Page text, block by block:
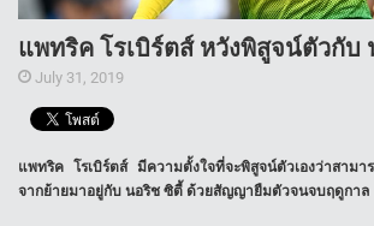
แพทริค โรเบิร์ตส์ หวังพิสูจน์ตัวกับ
July 31, 2019
แพทริค โรเบิร์ตส์ มีความตั้งใจที่จะพิสูจน์ตัวเองว่าสามา
จากย้ายมาอยู่กับ นอริช ซิตี้ ด้วยสัญญายืมตัวจนจบฤดูกาล